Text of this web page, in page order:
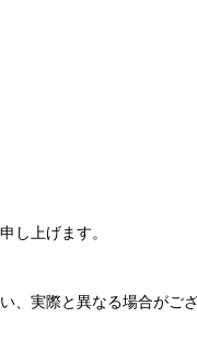
し上げます。
、実際と異なる場合がご